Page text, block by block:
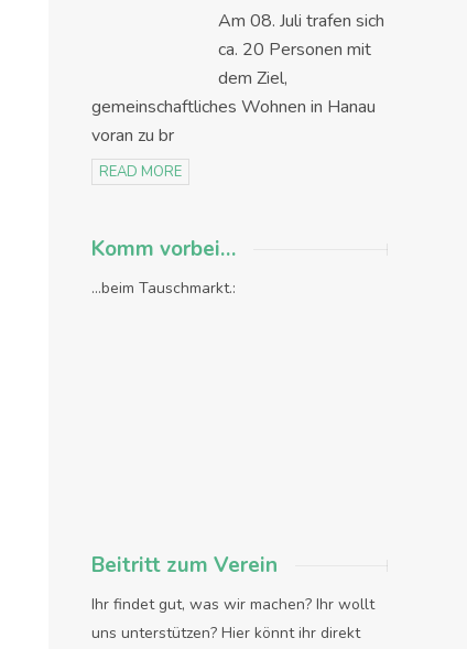
Am 08. Juli trafen sich
ca. 20 Personen mit
dem Ziel,
gemeinschaftliches Wohnen in Hanau
voran zu br
READ MORE
Komm vorbei…
...beim Tauschmarkt.:
Beitritt zum Verein
Ihr findet gut, was wir machen? Ihr wollt
uns unterstützen? Hier könnt ihr direkt